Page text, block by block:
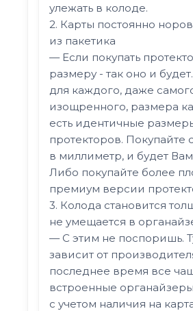
улежать в колоде.
2. Карты постоянно
из пакетика
— Если покупать
размеру - так оно и
для каждого, даже
изощренного, размера
есть идентичные
протекторов. Покупайте
в миллиметр, и будет Вам
Либо покупайте более
премиум версии
3. Колода становится
не умещается в
— С этим не поспоришь.
зависит от
последнее время все
встроенные
с учетом наличия на